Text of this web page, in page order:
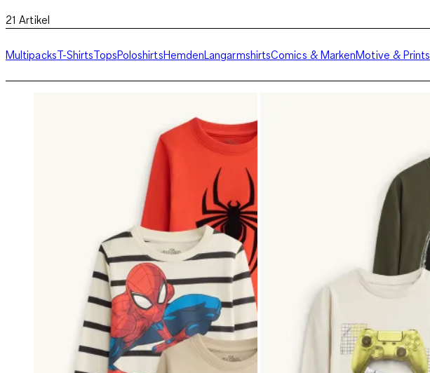
21 Artikel
MultipacksT-ShirtsTopsPoloshirtsHemdenLangarmshirtsComics & MarkenMotive & Prints